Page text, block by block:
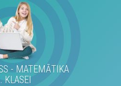
- MATEMĀTIKA
KLASEI